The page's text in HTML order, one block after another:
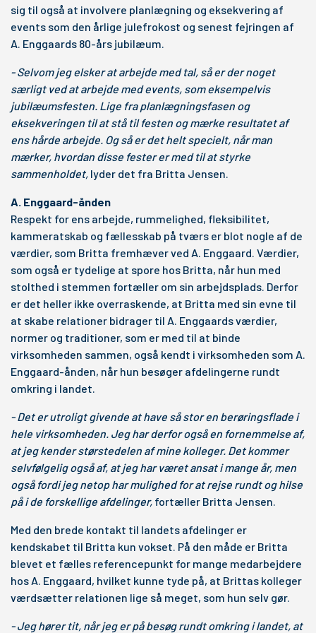
sig til også at involvere planlægning og eksekvering af
events som den årlige julefrokost og senest fejringen af
A. Enggaards 80-års jubilæum.
- Selvom jeg elsker at arbejde med tal, så er der noget
særligt ved at arbejde med events, som eksempelvis
jubilæumsfesten. Lige fra planlægningsfasen og
eksekveringen til at stå til festen og mærke resultatet af
ens hårde arbejde. Og så er det helt specielt, når man
mærker, hvordan disse fester er med til at styrke
sammenholdet, lyder det fra Britta Jensen.
A. Enggaard-ånden
Respekt for ens arbejde, rummelighed, fleksibilitet,
kammeratskab og fællesskab på tværs er blot nogle af de
værdier, som Britta fremhæver ved A. Enggaard. Værdier,
som også er tydelige at spore hos Britta, når hun med
stolthed i stemmen fortæller om sin arbejdsplads. Derfor
er det heller ikke overraskende, at Britta med sin evne til
at skabe relationer bidrager til A. Enggaards værdier,
normer og traditioner, som er med til at binde
virksomheden sammen, også kendt i virksomheden som A.
Enggaard-ånden, når hun besøger afdelingerne rundt
omkring i landet.
- Det er utroligt givende at have så stor en berøringsflade i
hele virksomheden. Jeg har derfor også en fornemmelse af,
at jeg kender størstedelen af mine kolleger. Det kommer
selvfølgelig også af, at jeg har været ansat i mange år, men
også fordi jeg netop har mulighed for at rejse rundt og hilse
på i de forskellige afdelinger, fortæller Britta Jensen.
Med den brede kontakt til landets afdelinger er
kendskabet til Britta kun vokset. På den måde er Britta
blevet et fælles referencepunkt for mange medarbejdere
hos A. Enggaard, hvilket kunne tyde på, at Brittas kolleger
værdsætter relationen lige så meget, som hun selv gør.
- Jeg hører tit, når jeg er på besøg rundt omkring i landet, at